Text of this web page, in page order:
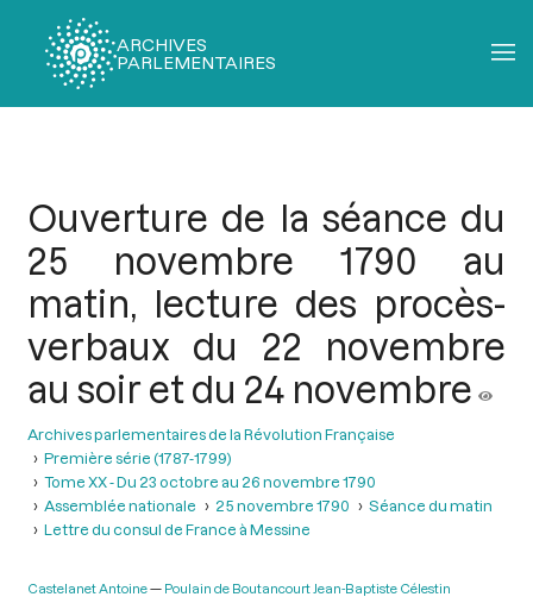
ARCHIVES
PARLEMENTAIRES
Ouverture de la séance du
25 novembre 1790 au
matin, lecture des procès-
verbaux du 22 novembre
au soir et du 24 novembre
Archives parlementaires de la Révolution Française
Première série (1787-1799)
Tome XX - Du 23 octobre au 26 novembre 1790
Assemblée nationale
25 novembre 1790
Séance du matin
Lettre du consul de France à Messine
Castelanet Antoine Poulain de Boutancourt Jean-Baptiste Célestin